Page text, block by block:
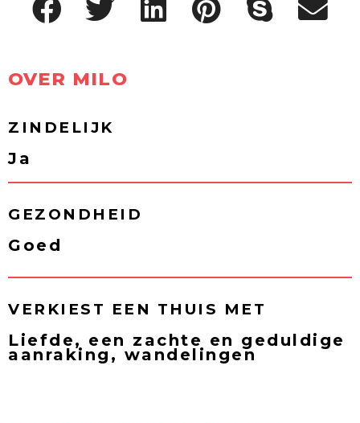
OVER MILO
ZINDELIJK
Ja
GEZONDHEID
Goed
VERKIEST EEN THUIS MET
Liefde, een zachte en geduldige
aanraking, wandelingen